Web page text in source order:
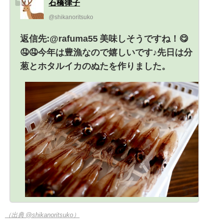
石橋律子
@shikanoritsuko
返信先:@rafuma55 美味しそうですね！😋
🤤🤤今年は豊漁なので嬉しいです♪先日は分
葱とホタルイカのぬたを作りました。
（出典 @shikanoritsuko）